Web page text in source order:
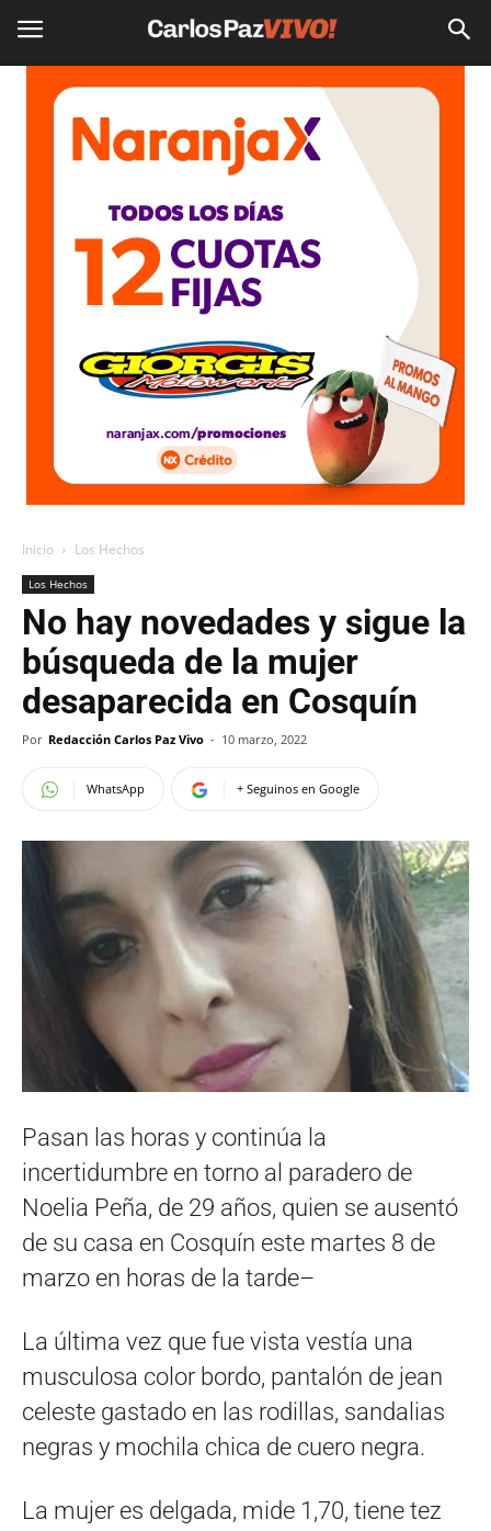
Inicio Los Hechos
Los Hechos
No hay novedades y sigue la
búsqueda de la mujer
desaparecida en Cosquín
Por Redacción Carlos Paz Vivo - 10 marzo, 2022
WhatsApp + Seguinos en Google
Pasan las horas y continúa la
incertidumbre en torno al paradero de
Noelia Peña, de 29 años, quien se ausentó
de su casa en Cosquín este martes 8 de
marzo en horas de la tarde–
La última vez que fue vista vestía una
musculosa color bordo, pantalón de jean
celeste gastado en las rodillas, sandalias
negras y mochila chica de cuero negra.
La mujer es delgada, mide 1,70, tiene tez